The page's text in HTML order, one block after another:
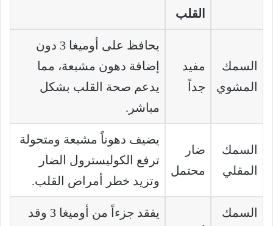
القلب
السمك
المشوي
مفيد
جداً
يحافظ على أوميغا 3 دون
إضافة دهون مشبعة، مما
يدعم صحة القلب بشكل
مباشر.
السمك
المقلي
ضار
محتمل
يضيف دهوناً مشبعة ومتحولة
ترفع الكوليسترول الضار
وتزيد خطر أمراض القلب.
السمك
يفقد جزءاً من أوميغا 3 وقد